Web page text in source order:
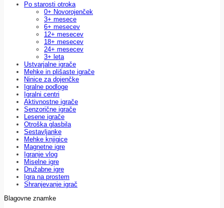
Po starosti otroka
0+ Novorojenček
3+ mesece
6+ mesecev
12+ mesecev
18+ mesecev
24+ mesecev
3+ leta
Ustvarjalne igrače
Mehke in plišaste igrače
Ninice za dojenčke
Igralne podloge
Igralni centri
Aktivnostne igrače
Senzorične igrače
Lesene igrače
Otroška glasbila
Sestavljanke
Mehke knjigice
Magnetne igre
Igranje vlog
Miselne igre
Družabne igre
Igra na prostem
Shranjevanje igrač
Blagovne znamke